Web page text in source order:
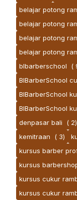
belajar potong
belajar potong
belajar potong
belajar potong
blbarberschool
(
BlBarberSchool
BlBarberSchool
BlBarberSchool
denpasar bali
( 2)
kemitraan
( 3)
kursus barber
kursus
kursus cukur
kursus cukur